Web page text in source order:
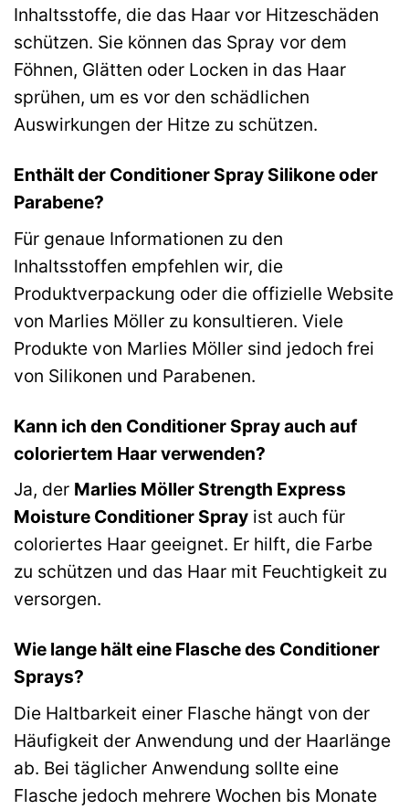
Inhaltsstoffe, die das Haar vor Hitzeschäden
schützen. Sie können das Spray vor dem
Föhnen, Glätten oder Locken in das Haar
sprühen, um es vor den schädlichen
Auswirkungen der Hitze zu schützen.
Enthält der Conditioner Spray Silikone oder
Parabene?
Für genaue Informationen zu den
Inhaltsstoffen empfehlen wir, die
Produktverpackung oder die offizielle Website
von Marlies Möller zu konsultieren. Viele
Produkte von Marlies Möller sind jedoch frei
von Silikonen und Parabenen.
Kann ich den Conditioner Spray auch auf
coloriertem Haar verwenden?
Ja, der Marlies Möller Strength Express
Moisture Conditioner Spray ist auch für
coloriertes Haar geeignet. Er hilft, die Farbe
zu schützen und das Haar mit Feuchtigkeit zu
versorgen.
Wie lange hält eine Flasche des Conditioner
Sprays?
Die Haltbarkeit einer Flasche hängt von der
Häufigkeit der Anwendung und der Haarlänge
ab. Bei täglicher Anwendung sollte eine
Flasche jedoch mehrere Wochen bis Monate